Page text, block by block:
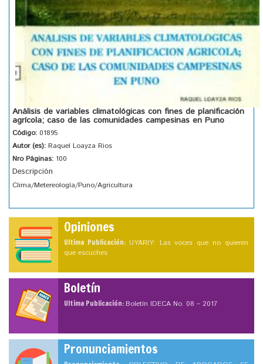
Análisis de variables climatológicas con fines de planificación
agrícola; caso de las comunidades campesinas en Puno
Código: 01895
Autor (es): Raquel Loayza Rios
Nro Páginas: 100
Descripción
Clima/Metereología/Puno/Agricultura
Opiniones
Ultima Publicación: UYARIY: Las voces que no quieren
que escuches
Boletín
Ultima Publicación:Boletín IDECA No. 08 – 2017
Pronunciamientos